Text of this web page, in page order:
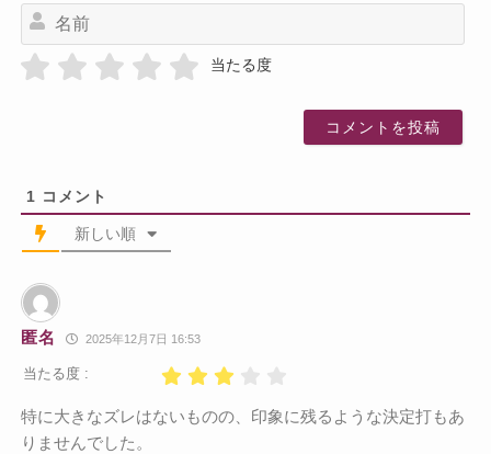
当たる度
1 コメント
新しい順
匿名 2025年12月7日 16:53
当たる度 :
特に大きなズレはないものの、印象に残るような決定打もあ
りませんでした。